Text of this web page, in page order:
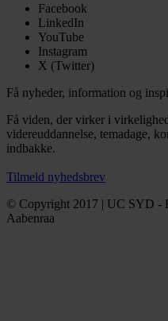
Facebook
LinkedIn
YouTube
Instagram
X (Twitter)
Få nyheder, information og
Få viden, der virker i
videreuddannelse, temadage,
indbakke.
Tilmeld nyhedsbrev
© Copyright 2017 | UC SYD -
Aabenraa